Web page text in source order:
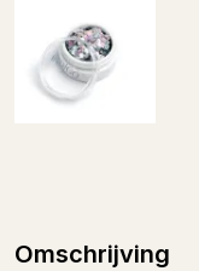
Omschrijving